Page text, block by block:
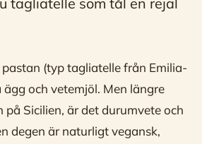
(typ tagliatelle från Emilia-
och vetemjöl. Men längre
på Sicilien, är det durumvete och
degen är naturligt vegansk,